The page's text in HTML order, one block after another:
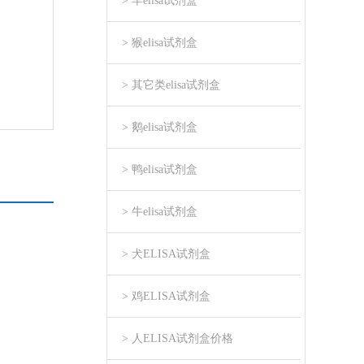
> 猴elisa试剂盒
> 其它类elisa试剂盒
> 鹅elisa试剂盒
> 鸭elisa试剂盒
> 牛elisa试剂盒
> 犬ELISA试剂盒
> 鸡ELISA试剂盒
> 人ELISA试剂盒价格